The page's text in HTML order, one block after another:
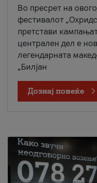
Во пресрет на
фестивалот
претстави
централен дел е
легендарната
„Билјан
Дознај повеќе